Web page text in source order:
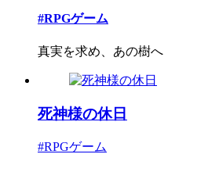
#RPGゲーム
真実を求め、あの樹へ
死神様の休日
#RPGゲーム